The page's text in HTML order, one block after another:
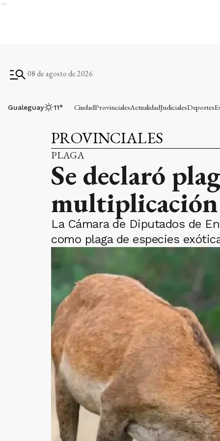
Ads
08 de agosto de 2026
Gualeguay 11° CiudadProvincialesActualidadJudicialesDeportes
PROVINCIALES
PLAGA
Se declaró
La Cámara de Diputados de
como plaga de especies